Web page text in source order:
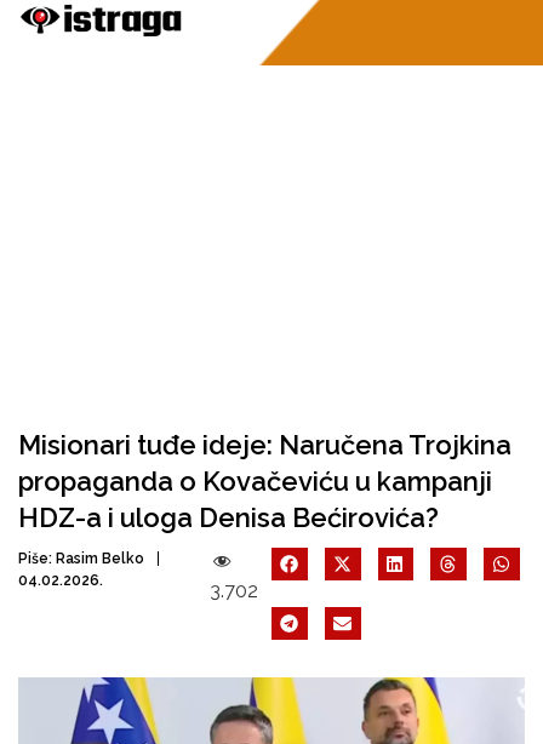
Misionari tuđe ideje: Naručena Trojkina
propaganda o Kovačeviću u kampanji
HDZ-a i uloga Denisa Bećirovića?
Piše: Rasim Belko
04.02.2026.
3.702